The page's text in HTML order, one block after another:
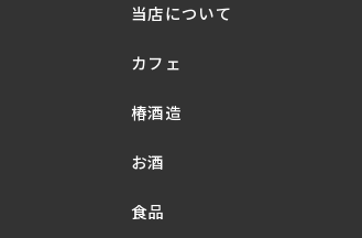
当店について
カフェ
椿酒造
お酒
食品